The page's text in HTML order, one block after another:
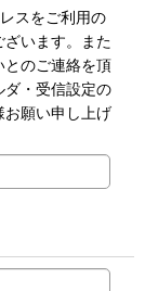
スをご利用の
います。また
とのご連絡を頂
ダ・受信設定の
お願い申し上げ